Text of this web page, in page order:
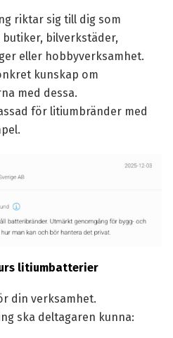
riktar sig till dig som
bilverkstäder,
eller hobbyverksamhet.
kunskap om
med dessa.
för litiumbränder med
litiumbatterier
din verksamhet.
ska deltagaren kunna: